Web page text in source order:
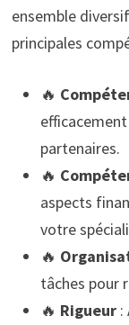
ensemble
principales
🔥
partenaires.
🔥
aspects
votre
🔥
tâches pour
🔥 Rigueur: